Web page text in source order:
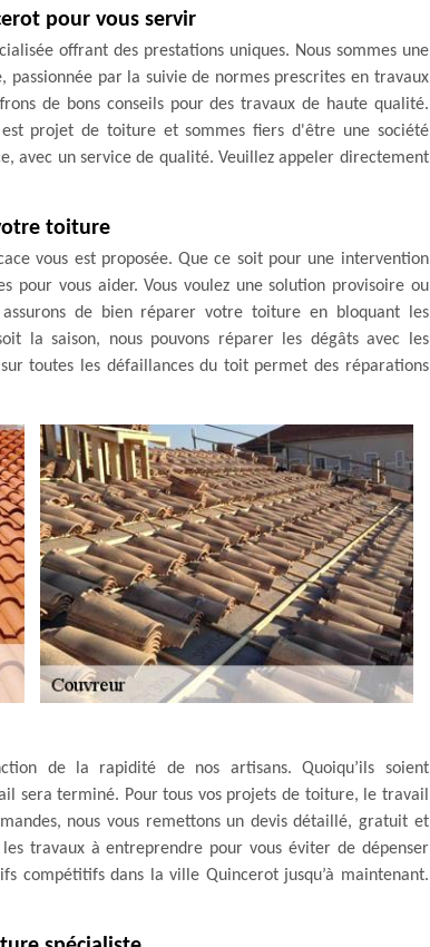
pour vous servir
offrant des prestations uniques. Nous sommes une
par la suivie de normes prescrites en travaux
de bons conseils pour des travaux de haute qualité.
projet de toiture et sommes fiers d'être une société
avec un service de qualité. Veuillez appeler directement
toiture
vous est proposée. Que ce soit pour une intervention
pour vous aider. Vous voulez une solution provisoire ou
de bien réparer votre toiture en bloquant les
la saison, nous pouvons réparer les dégâts avec les
toutes les défaillances du toit permet des réparations
de la rapidité de nos artisans. Quoiqu’ils soient
sera terminé. Pour tous vos projets de toiture, le travail
nous vous remettons un devis détaillé, gratuit et
travaux à entreprendre pour vous éviter de dépenser
compétitifs dans la ville Quincerot jusqu’à maintenant.